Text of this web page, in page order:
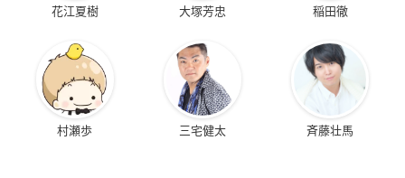
花江夏樹 大塚芳忠 稲田徹
村瀬歩 三宅健太 斉藤壮馬